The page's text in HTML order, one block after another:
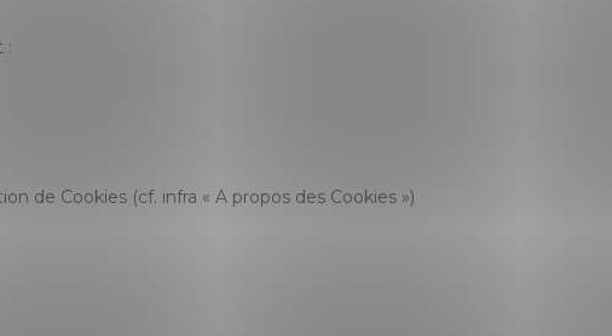
:
de Cookies (cf. infra « A propos des Cookies »)